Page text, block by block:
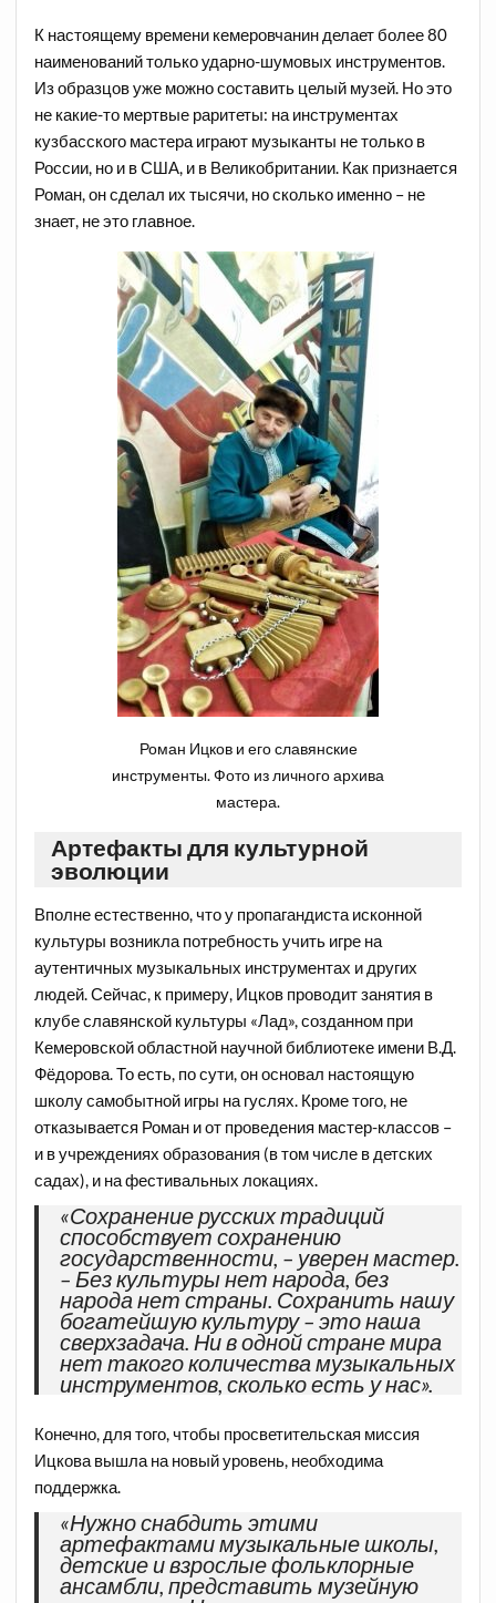
К настоящему времени кемеровчанин делает более 80
наименований только ударно-шумовых инструментов.
Из образцов уже можно составить целый музей. Но это
не какие-то мертвые раритеты: на инструментах
кузбасского мастера играют музыканты не только в
России, но и в США, и в Великобритании. Как признается
Роман, он сделал их тысячи, но сколько именно – не
знает, не это главное.
Роман Ицков и его славянские
инструменты. Фото из личного архива
мастера.
Артефакты для культурной
эволюции
Вполне естественно, что у пропагандиста исконной
культуры возникла потребность учить игре на
аутентичных музыкальных инструментах и других
людей. Сейчас, к примеру, Ицков проводит занятия в
клубе славянской культуры «Лад», созданном при
Кемеровской областной научной библиотеке имени В.Д.
Фёдорова. То есть, по сути, он основал настоящую
школу самобытной игры на гуслях. Кроме того, не
отказывается Роман и от проведения мастер-классов –
и в учреждениях образования (в том числе в детских
садах), и на фестивальных локациях.
«Сохранение русских традиций
способствует сохранению
государственности, – уверен мастер.
– Без культуры нет народа, без
народа нет страны. Сохранить нашу
богатейшую культуру – это наша
сверхзадача. Ни в одной стране мира
нет такого количества музыкальных
инструментов, сколько есть у нас».
Конечно, для того, чтобы просветительская миссия
Ицкова вышла на новый уровень, необходима
поддержка.
«Нужно снабдить этими
артефактами музыкальные школы,
детские и взрослые фольклорные
ансамбли, представить музейную